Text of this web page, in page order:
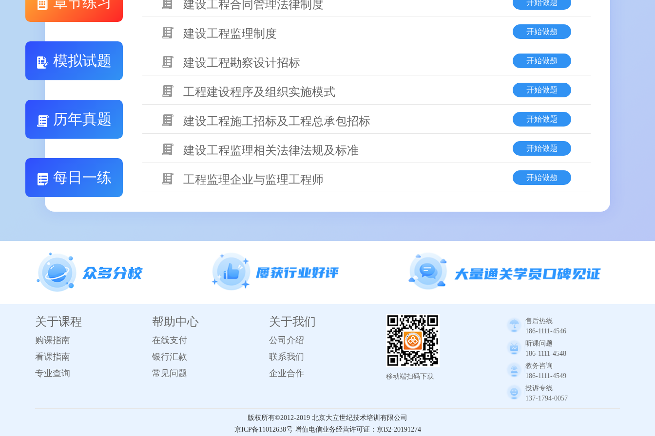
模拟试题
历年真题
每日一练
建设工程合同管理法律制度 开始做题
建设工程监理制度 开始做题
建设工程勘察设计招标 开始做题
工程建设程序及组织实施模式 开始做题
建设工程施工招标及工程总承包招标 开始做题
建设工程监理相关法律法规及标准 开始做题
工程监理企业与监理工程师 开始做题
关于课程
购课指南
看课指南
专业查询
帮助中心
在线支付
银行汇款
常见问题
关于我们
公司介绍
联系我们
企业合作
移动端扫码下载
售后热线
186-1111-4546
听课问题
186-1111-4548
教务咨询
186-1111-4549
投诉专线
137-1794-0057
版权所有©️2012-2019 北京大立世纪技术培训有限公司
京ICP备11012638号 增值电信业务经营许可证：京B2-20191274